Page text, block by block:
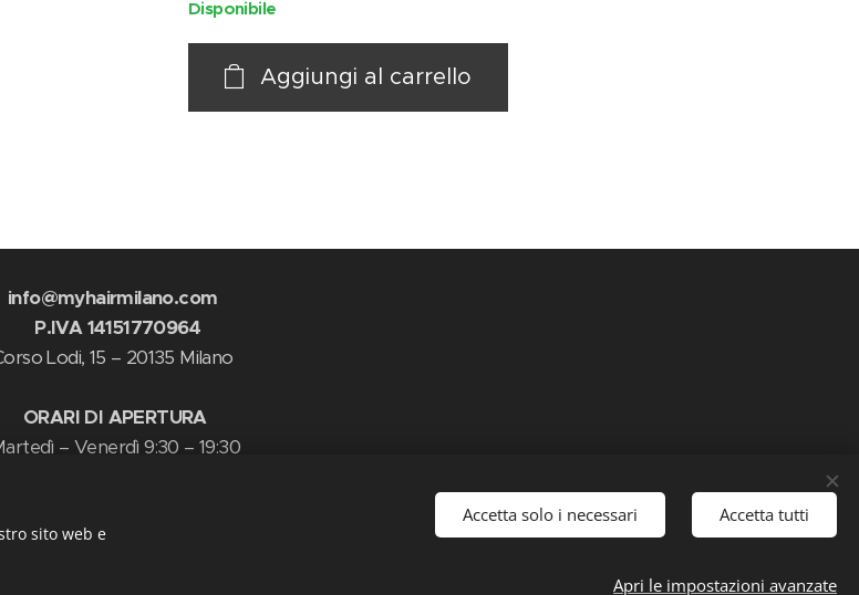
Disponibile
Aggiungi al carrello
info@myhairmilano.com
P.IVA 14151770964
Lodi, 15 – 20135 Milano
ORARI DI APERTURA
– Venerdì 9:30 – 19:30
Domenica Chiuso
sito web e
Accetta solo i necessari Accetta tutti
Apri le impostazioni avanzate